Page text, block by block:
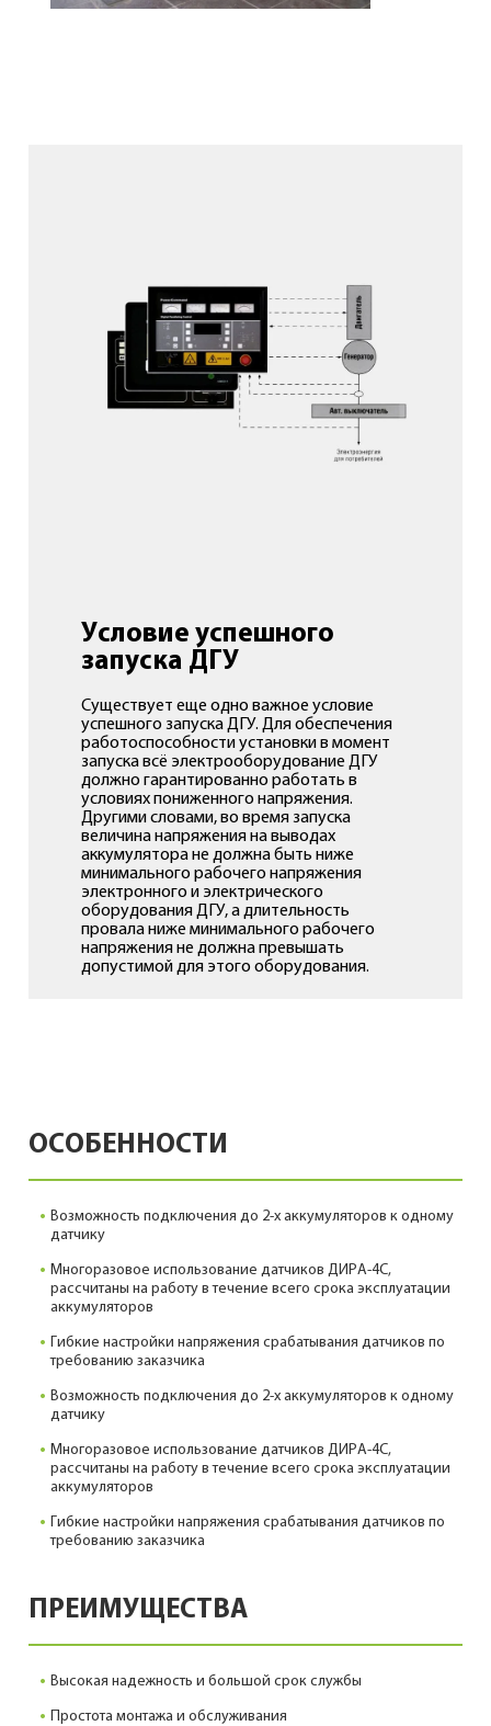
Условие успешного
запуска ДГУ
Существует еще одно важное условие
успешного запуска ДГУ. Для обеспечения
работоспособности установки в момент
запуска всё электрооборудование ДГУ
должно гарантированно работать в
условиях пониженного напряжения.
Другими словами, во время запуска
величина напряжения на выводах
аккумулятора не должна быть ниже
минимального рабочего напряжения
электронного и электрического
оборудования ДГУ, а длительность
провала ниже минимального рабочего
напряжения не должна превышать
допустимой для этого оборудования.
ОСОБЕННОСТИ
Возможность подключения до 2-х аккумуляторов к одному
датчику
Многоразовое использование датчиков ДИРА-4С,
рассчитаны на работу в течение всего срока эксплуатации
аккумуляторов
Гибкие настройки напряжения срабатывания датчиков по
требованию заказчика
Возможность подключения до 2-х аккумуляторов к одному
датчику
Многоразовое использование датчиков ДИРА-4С,
рассчитаны на работу в течение всего срока эксплуатации
аккумуляторов
Гибкие настройки напряжения срабатывания датчиков по
требованию заказчика
ПРЕИМУЩЕСТВА
Высокая надежность и большой срок службы
Простота монтажа и обслуживания